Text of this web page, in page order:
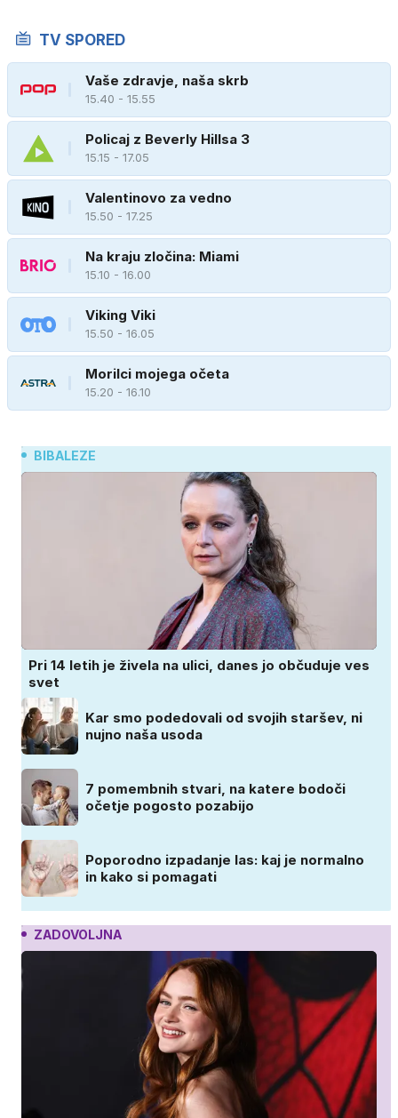
TV SPORED
Vaše zdravje, naša skrb
15.40 - 15.55
Policaj z Beverly Hillsa 3
15.15 - 17.05
Valentinovo za vedno
15.50 - 17.25
Na kraju zločina: Miami
15.10 - 16.00
Viking Viki
15.50 - 16.05
Morilci mojega očeta
15.20 - 16.10
BIBALEZE
Pri 14 letih je živela na ulici, danes jo občuduje ves
svet
Kar smo podedovali od svojih staršev, ni
nujno naša usoda
7 pomembnih stvari, na katere bodoči
očetje pogosto pozabijo
Poporodno izpadanje las: kaj je normalno
in kako si pomagati
ZADOVOLJNA